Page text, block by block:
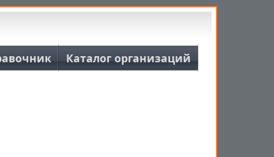
Каталог организаций